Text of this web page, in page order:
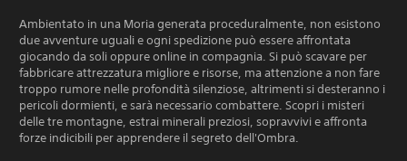
Ambientato in una Moria generata proceduralmente, non esistono
due avventure uguali e ogni spedizione può essere affrontata
giocando da soli oppure online in compagnia. Si può scavare per
fabbricare attrezzatura migliore e risorse, ma attenzione a non fare
troppo rumore nelle profondità silenziose, altrimenti si desteranno i
pericoli dormienti, e sarà necessario combattere. Scopri i misteri
delle tre montagne, estrai minerali preziosi, sopravvivi e affronta
forze indicibili per apprendere il segreto dell'Ombra.